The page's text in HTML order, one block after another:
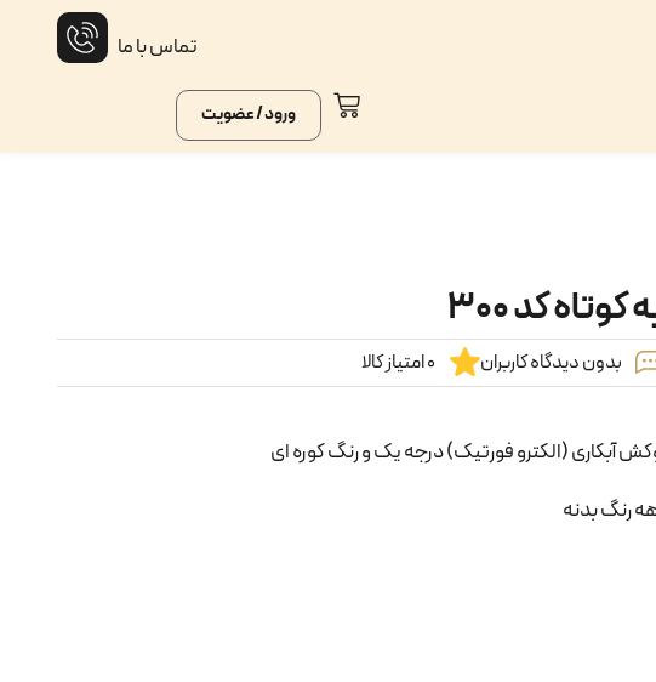
تماس با ما
ورود / عضویت
کد ۳۰۰
بدون دیدگاه کاربران 0 امتیاز کالا
آبکاری (الکترو فورتیک) درجه یک و رنگ کوره ای